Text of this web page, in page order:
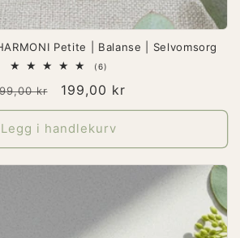
Petite | Balanse | Selvomsorg
(6)
omtaler
kr Salgspris
199,00 kr
Legg i handlekurv